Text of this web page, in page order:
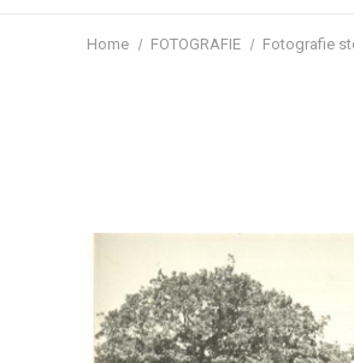
Home FOTOGRAFIE Fotografie